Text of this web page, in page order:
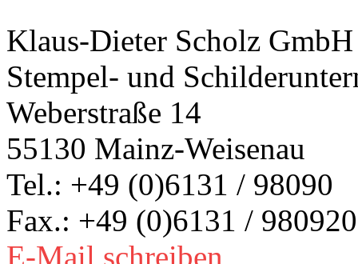
Klaus-Dieter Scholz GmbH
Stempel- und
Weberstraße 14
55130 Mainz-Weisenau
Tel.: +49 (0)6131 / 98090
Fax.: +49 (0)6131 / 980920
E-Mail schreiben